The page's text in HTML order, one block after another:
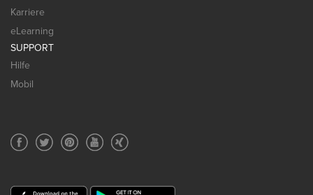
Karriere
eLearning
SUPPORT
Hilfe
Mobil